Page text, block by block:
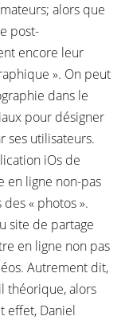
alors que
post-
encore leur
». On peut
dans le
pour désigner
ses utilisateurs.
iOs de
en ligne non-pas
« photos ».
site de partage
en ligne non pas
Autrement dit,
théorique, alors
effet, Daniel